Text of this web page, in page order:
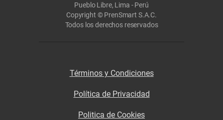
Pueblo Libre, Lima - Perú
Copyright © PrenSmart S.A.C.
Todos los derechos reservados
Términos y Condiciones
Política de Privacidad
Politica de Cookies